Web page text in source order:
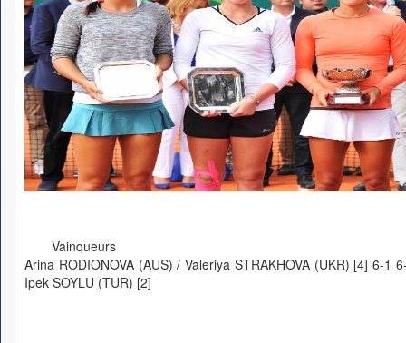
Vainqueurs
Arina RODIONOVA (AUS) / Valeriya STRAKHOVA (UKR) [4] 6-1
Ipek SOYLU (TUR) [2]